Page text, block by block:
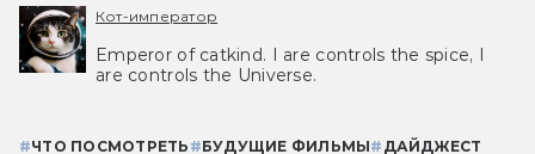
Кот-император
Emperor of catkind. I are controls the spice, I
are controls the Universe.
#ЧТО ПОСМОТРЕТЬ #БУДУЩИЕ ФИЛЬМЫ# ДАЙДЖЕСТ